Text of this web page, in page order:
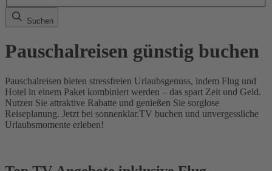
Suchen
Pauschalreisen günstig buchen
Pauschalreisen bieten stressfreien Urlaubsgenuss, indem Flug und
Hotel in einem Paket kombiniert werden – das spart Zeit und Geld.
Nutzen Sie attraktive Rabatte und genießen Sie sorglose
Reiseplanung. Jetzt bei sonnenklar.TV buchen und unvergessliche
Urlaubsmomente erleben!